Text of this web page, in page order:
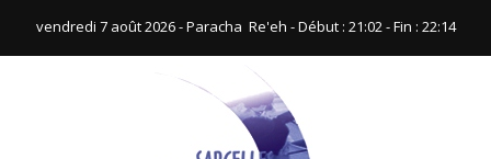
vendredi 7 août 2026 - Paracha ‪ Re'eh‬ - Début : 21:02‬ - Fin : ‪22:14‬